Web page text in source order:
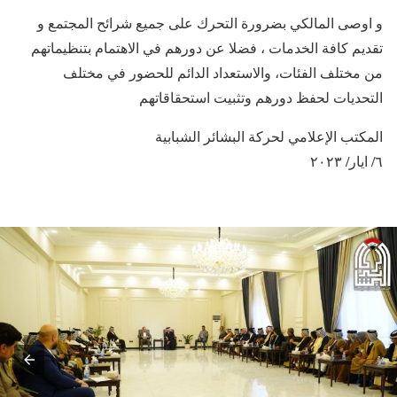
و اوصى المالكي بضرورة التحرك على جميع شرائح المجتمع و
تقديم كافة الخدمات ، فضلا عن دورهم في الاهتمام بتنظيماتهم
من مختلف الفئات، والاستعداد الدائم للحضور في مختلف
التحديات لحفظ دورهم وتثبيت استحقاقاتهم
المكتب الإعلامي لحركة البشائر الشبابية
٦/ ايار/ ٢٠٢٣